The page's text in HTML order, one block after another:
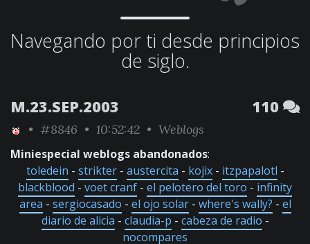
Navegando por ti desde principios
de siglo.
M.23.SEP.2003 110
• #8846 • 10:52:42 • Weblogs
Miniespecial weblogs abandonados:
toledein - strikter- austercita - kojix- itzpapalotl -
blackblood - voet cranf - el pelotero del toro - infinity
area - sergiocasado - el ojo solar- where's wally? - el
diario de alicia - claudia-p - cabeza de radio -
nocompares